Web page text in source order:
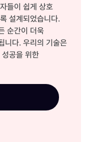
들이 쉽게 상호
설계되었습니다.
순간이 더욱
니다. 우리의 기술은
공을 위한